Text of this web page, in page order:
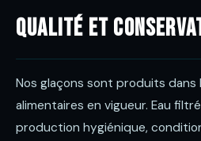
Qualité et
Nos glaçons sont produits
alimentaires en vigueur. Eau
production hygiénique,